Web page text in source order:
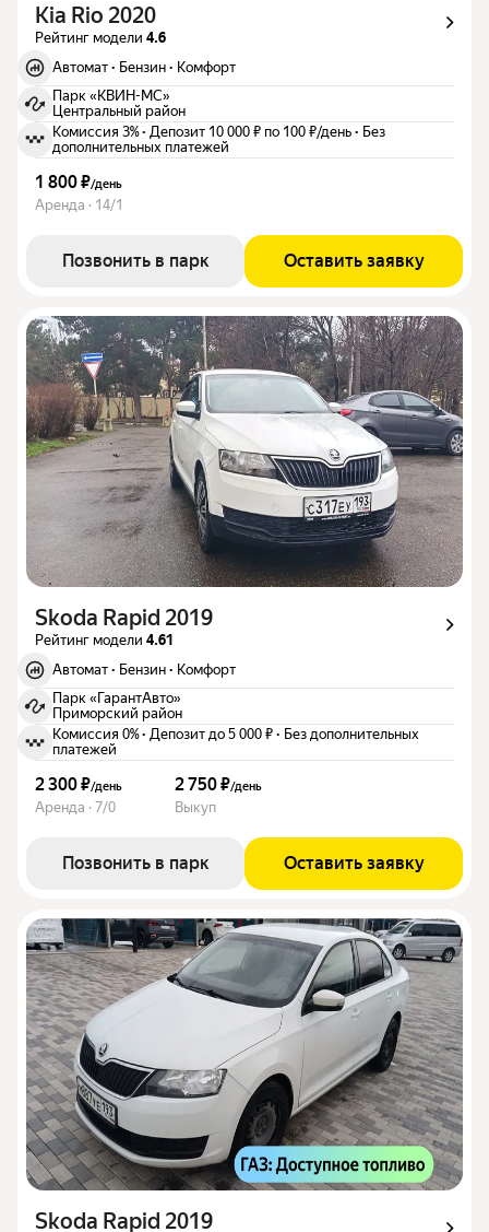
Kia Rio 2020
Рейтинг модели 4.6
Автомат · Бензин · Комфорт
Парк «КВИН-МС»
Центральный район
Комиссия 3%· Депозит 10 000 ₽ по 100 ₽/день · Без
дополнительных платежей
1 800 ₽/день
Аренда · 14/1
Позвонить в парк Оставить заявку
Skoda Rapid 2019
Рейтинг модели 4.61
Автомат · Бензин · Комфорт
Парк «ГарантАвто»
Приморский район
Комиссия 0%· Депозит до 5 000 ₽ · Без дополнительных
платежей
2 300 ₽/день
Аренда · 7/0
2 750 ₽/день
Выкуп
Позвонить в парк Оставить заявку
Skoda Rapid 2019